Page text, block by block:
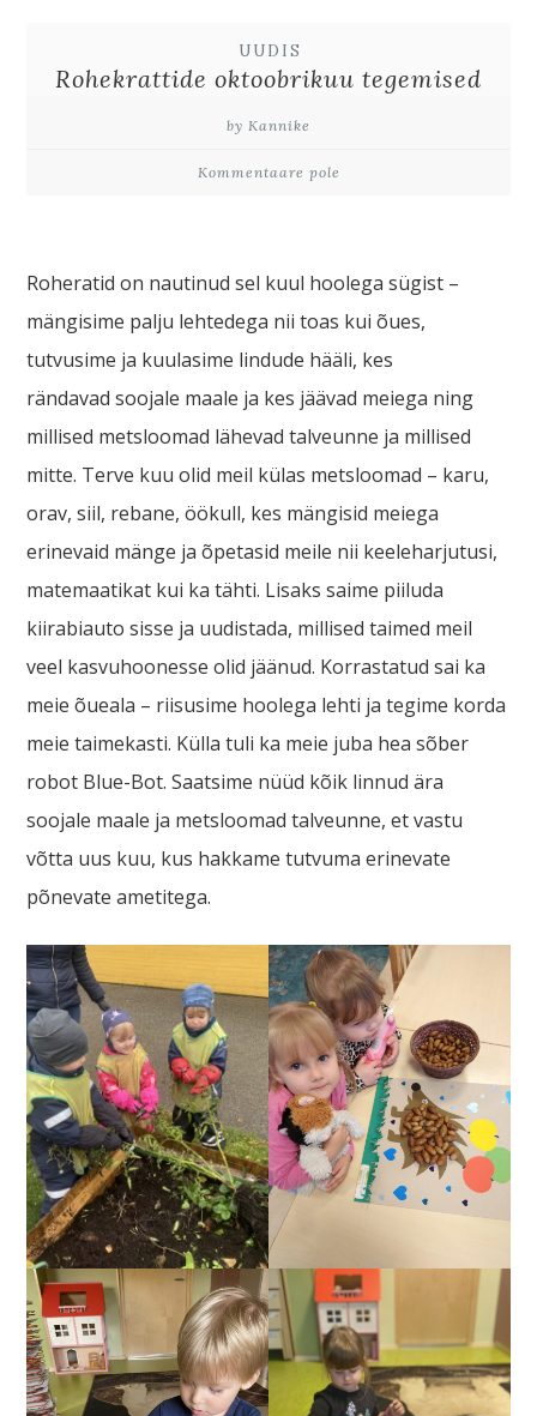
UUDIS
Rohekrattide oktoobrikuu tegemised
by Kannike
Kommentaare pole
Roheratid on nautinud sel kuul hoolega sügist –
mängisime palju lehtedega nii toas kui õues,
tutvusime ja kuulasime lindude hääli, kes
rändavad soojale maale ja kes jäävad meiega ning
millised metsloomad lähevad talveunne ja millised
mitte. Terve kuu olid meil külas metsloomad – karu,
orav, siil, rebane, öökull, kes mängisid meiega
erinevaid mänge ja õpetasid meile nii keeleharjutusi,
matemaatikat kui ka tähti. Lisaks saime piiluda
kiirabiauto sisse ja uudistada, millised taimed meil
veel kasvuhoonesse olid jäänud. Korrastatud sai ka
meie õueala – riisusime hoolega lehti ja tegime korda
meie taimekasti. Külla tuli ka meie juba hea sõber
robot Blue-Bot. Saatsime nüüd kõik linnud ära
soojale maale ja metsloomad talveunne, et vastu
võtta uus kuu, kus hakkame tutvuma erinevate
põnevate ametitega.